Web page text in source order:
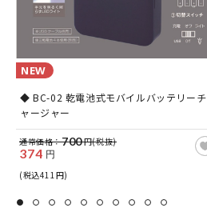
NEW
◆ BC-02 乾電池式モバイルバッテリーチ
ャージャー
通常価格：700円(税抜)
374 円
(税込411円)